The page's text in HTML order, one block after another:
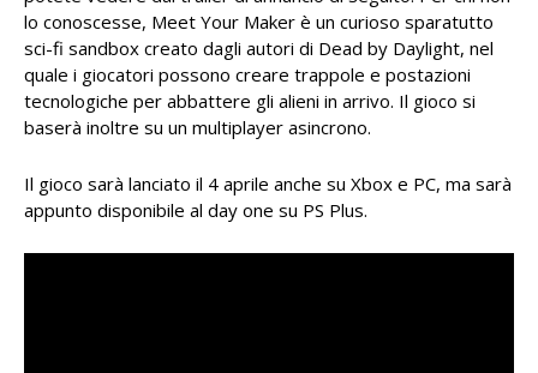
lo conoscesse, Meet Your Maker è un curioso sparatutto
sci-fi sandbox creato dagli autori di Dead by Daylight, nel
quale i giocatori possono creare trappole e postazioni
tecnologiche per abbattere gli alieni in arrivo. Il gioco si
baserà inoltre su un multiplayer asincrono.
Il gioco sarà lanciato il 4 aprile anche su Xbox e PC, ma sarà
appunto disponibile al day one su PS Plus.